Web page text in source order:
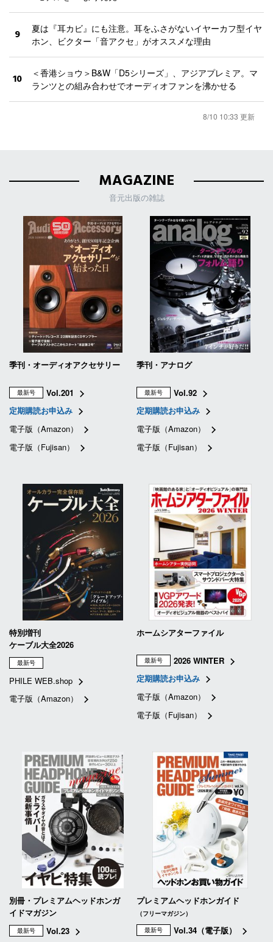
9
夏は『耳カビ』にも注意。耳をふさがないイヤーカフ型イヤ
ホン、ビクター「音アクセ」がオススメな理由
10
＜香港ショウ＞B&W「D5シリーズ」、アジアプレミア。マ
ランツとの組み合わせでオーディオファンを沸かせる
8/10 10:33 更新
MAGAZINE
音元出版の雑誌
季刊・オーディオアクセサリー
最新号
Vol.201
定期購読お申込み
電子版（Amazon）
電子版（Fujisan）
季刊・アナログ
最新号
Vol.92
定期購読お申込み
電子版（Amazon）
電子版（Fujisan）
特別増刊
ケーブル大全2026
最新号
PHILE WEB.shop
電子版（Amazon）
ホームシアターファイル
最新号
2026 WINTER
定期購読お申込み
電子版（Amazon）
電子版（Fujisan）
別冊・プレミアムヘッドホンガ
イドマガジン
最新号
Vol.23
プレミアムヘッドホンガイド
（フリーマガジン）
最新号
Vol.34（電子版）